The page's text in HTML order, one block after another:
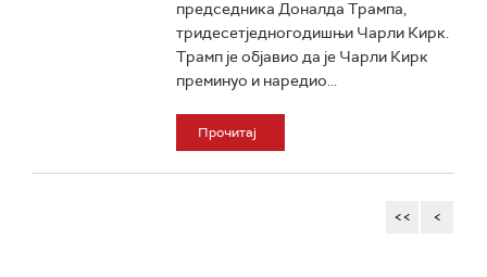
председника Доналда Трампа,
тридесетједногодишњи Чарли Кирк.
Трамп је објавио да је Чарли Кирк
преминуо и наредио...
Прочитај
<< <